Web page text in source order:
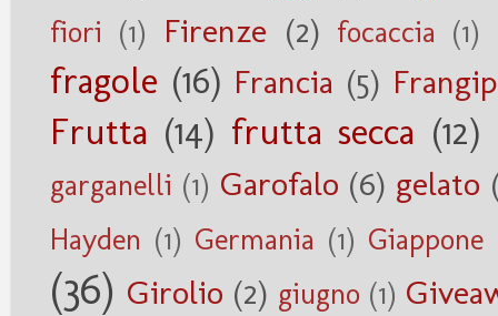
fiori (1) Firenze (2) focaccia (1)
fragole (16) Francia (5)
Frutta (14) frutta secca (12)
garganelli (1) Garofalo (6) gelato
Hayden (1) Germania (1) Giappone
(36) Girolio (2) giugno (1)